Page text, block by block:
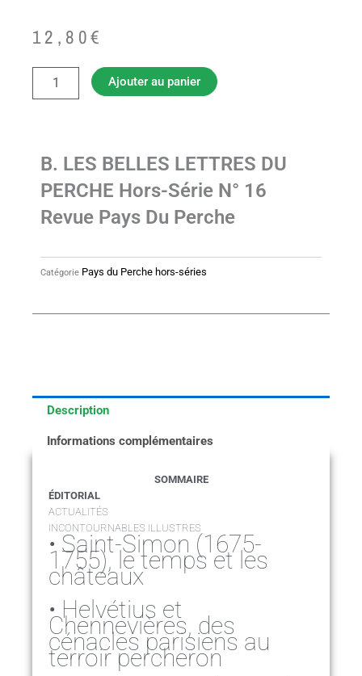
12,80€
LETTRES
DU
PERCHE
série
revue
Perche
Ajouter au panier
B. LES BELLES LETTRES DU
PERCHE Hors-Série N° 16
Revue Pays Du Perche
Catégorie Pays du Perche hors-séries
Description
Informations complémentaires
SOMMAIRE
ÉDITORIAL
ACTUALITÉS
INCONTOURNABLES ILLUSTRES
• Saint-Simon (1675-
1755), le temps et les
châteaux
• Helvétius et
Chennevières, des
cénacles parisiens au
terroir percheron